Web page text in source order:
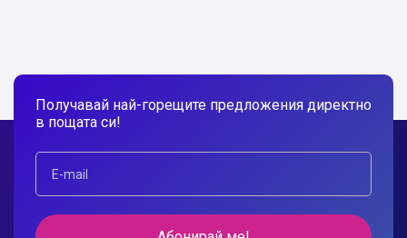
Получавай най-горещите предложения директно
в пощата си!